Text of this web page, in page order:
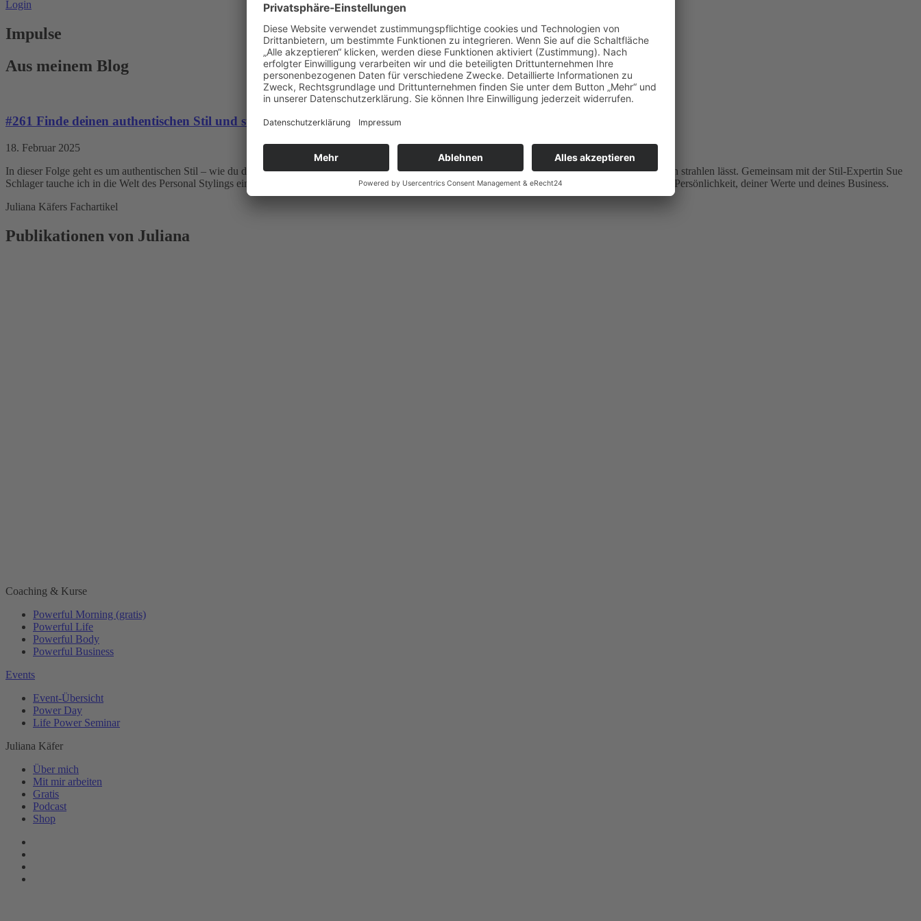
Login
Impulse
Aus meinem Blog
#261 Finde deinen authentischen Stil und strahle selbstbewusst
18. Februar 2025
In dieser Folge geht es um authentischen Stil – wie du deinen persönlichen Look findest, der dich wirklich widerspiegelt und dich selbstbewusst nach außen strahlen lässt. Gemeinsam mit der Stil-Expertin Sue
Schlager tauche ich in die Welt des Personal Stylings ein und wir sprechen darüber, warum dein Stil viel mehr ist als nur Kleidung – er ist Ausdruck deiner Persönlichkeit, deiner Werte und deines Business.
Juliana Käfers Fachartikel
Publikationen von Juliana
Coaching & Kurse
Powerful Morning (gratis)
Powerful Life
Powerful Body
Powerful Business
Events
Event-Übersicht
Power Day
Life Power Seminar
Juliana Käfer
Über mich
Mit mir arbeiten
Gratis
Podcast
Shop